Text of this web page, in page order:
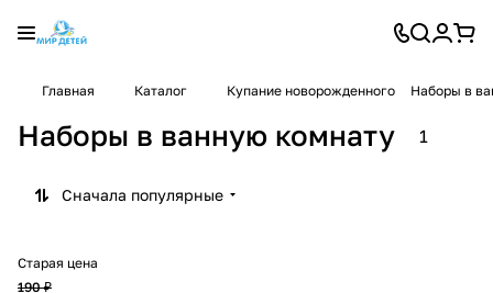
Главная Каталог Купание новорожденного Наборы в
Наборы в ванную комнату 1
Сначала популярные
Старая цена
190 ₽